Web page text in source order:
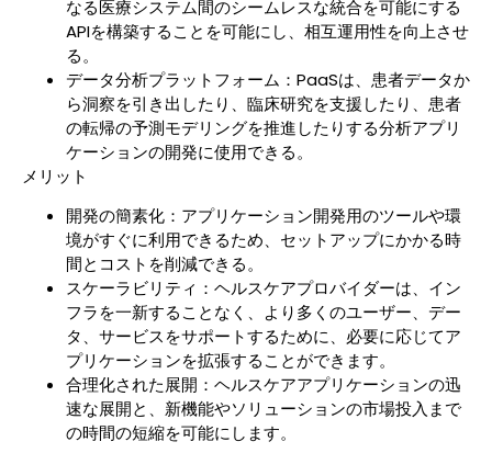
なる医療システム間のシームレスな統合を可能にする
APIを構築することを可能にし、相互運用性を向上させ
る。
データ分析プラットフォーム：PaaSは、患者データか
ら洞察を引き出したり、臨床研究を支援したり、患者
の転帰の予測モデリングを推進したりする分析アプリ
ケーションの開発に使用できる。
メリット
開発の簡素化：アプリケーション開発用のツールや環
境がすぐに利用できるため、セットアップにかかる時
間とコストを削減できる。
スケーラビリティ：ヘルスケアプロバイダーは、イン
フラを一新することなく、より多くのユーザー、デー
タ、サービスをサポートするために、必要に応じてア
プリケーションを拡張することができます。
合理化された展開：ヘルスケアアプリケーションの迅
速な展開と、新機能やソリューションの市場投入まで
の時間の短縮を可能にします。